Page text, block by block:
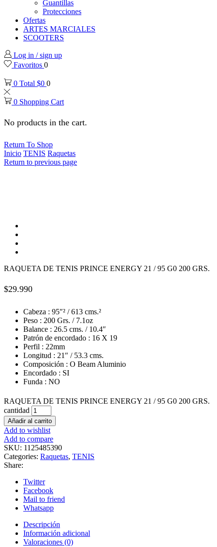
Guantillas
Protecciones
Ofertas
ARTES MARCIALES
SCOOTERS
Log in / sign up
Favoritos 0
0 Total $0 0
0 Shopping Cart
No products in the cart.
Return To Shop
Inicio TENIS Raquetas
Return to previous page
RAQUETA DE TENIS PRINCE ENERGY 21 / 95 G0 200 GRS.
$29.990
Cabeza : 95″² / 613 cms.²
Peso : 200 Grs. / 7.1oz
Balance : 26.5 cms. / 10.4″
Patrón de encordado : 16 X 19
Perfil : 22mm
Longitud : 21″ / 53.3 cms.
Composición : O Beam Aluminio
Encordado : SI
Funda : NO
RAQUETA DE TENIS PRINCE ENERGY 21 / 95 G0 200 GRS.
cantidad
Añadir al carrito
Add to wishlist
Add to compare
SKU: 1125485390
Categories: Raquetas, TENIS
Share:
Twitter
Facebook
Mail to friend
Whatsapp
Descripción
Información adicional
Valoraciones (0)